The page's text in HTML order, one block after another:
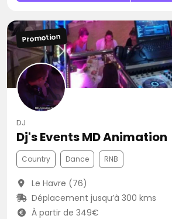
Promotion
DJ
Dj's Events MD Animation
Country Dance RNB
Le Havre (76)
Déplacement jusqu’à 300 kms
À partir de 349€